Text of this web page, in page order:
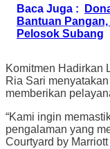
Baca Juga :
Bantuan
Pelosok Subang
Komitmen Hadirkan
Ria Sari
memberikan
“Kami ingin
pengalaman yang
Courtyard by